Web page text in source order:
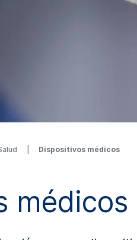
Dispositivos médicos
médicos